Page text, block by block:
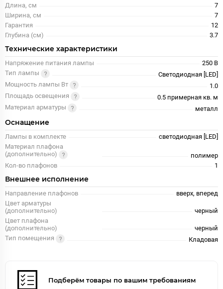
Длина, см
7
Ширина, см
7
Гарантия
12
Глубина (см)
3.7
Технические характеристики
Напряжение питания лампы
250 В
Тип лампы
Светодиодная [LED]
Мощность лампы Вт
1.0
Площадь освещения
0.5 примерная кв. м
Материал арматуры
металл
Оснащение
Лампы в комплекте
светодиодная [LED]
Материал плафона
(дополнительно)
полимер
Кол-во плафонов
1
Внешнее исполнение
Направление плафонов
вверх, вперед
Цвет арматуры
(дополнительно)
черный
Цвет плафона
(дополнительно)
черный
Тип помещения
Кладовая
Подберём товары по вашим требованиям